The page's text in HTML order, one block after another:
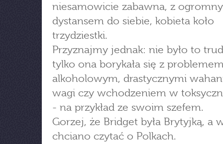
niesamowicie zabawna, z
dystansem do siebie, kobieta koło
trzydziestki.
Przyznajmy jednak: nie było to
tylko ona borykała się z
alkoholowym, drastycznymi
wagi czy wchodzeniem w
- na przykład ze swoim szefem.
Gorzej, że Bridget była Brytyjką, a
chciano czytać o Polkach.